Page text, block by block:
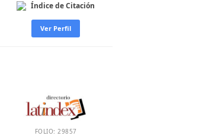
Índice de Citación
Ver Perfil
FOLIO: 29857